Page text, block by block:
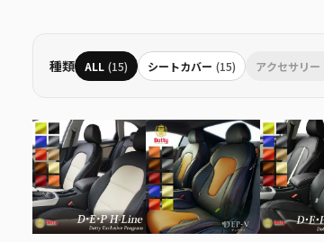
種類 ALL (15) シートカバー (15) アクセサリー